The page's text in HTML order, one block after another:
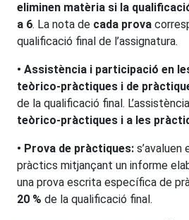
eliminen matèria si la
a 6. La nota de cada prova
qualificació final de l’assignatura.
• Assistència i participació en
teòrico-pràctiques i de
de la qualificació final.
teòrico-pràctiques i a les
• Prova de pràctiques:
pràctics mitjançant un informe
una prova escrita específica de
20 % de la qualificació final.